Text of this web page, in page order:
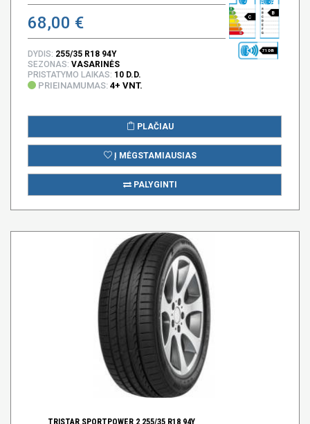
68,00 € C
B
71 DB
DYDIS: 255/35 R18 94Y
SEZONAS: VASARINĖS
PRISTATYMO LAIKAS: 10 D.D.
PRIEINAMUMAS: 4+ VNT.
PLAČIAU
Į MĖGSTAMIAUSIAS
PALYGINTI
TRISTAR SPORTPOWER 2 255/35 R18 94Y